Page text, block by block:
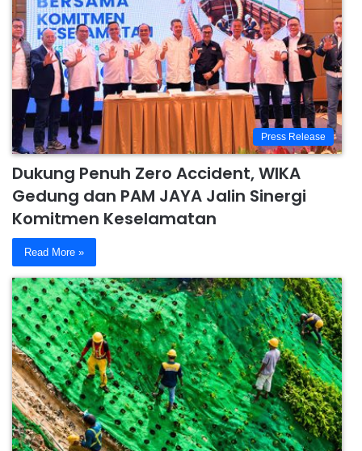
Press Release
Dukung Penuh Zero Accident, WIKA
Gedung dan PAM JAYA Jalin Sinergi
Komitmen Keselamatan
Read More »